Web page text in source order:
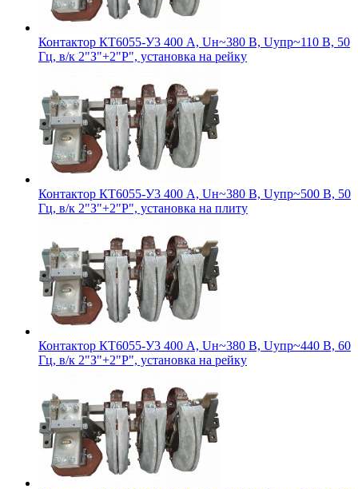
Контактор КТ6055-У3 400 А, Uн~380 В, Uупр~110 В, 50
Гц, в/к 2"З"+2"Р", установка на рейку
Контактор КТ6055-У3 400 А, Uн~380 В, Uупр~500 В, 50
Гц, в/к 2"З"+2"Р", установка на плиту
Контактор КТ6055-У3 400 А, Uн~380 В, Uупр~440 В, 60
Гц, в/к 2"З"+2"Р", установка на рейку